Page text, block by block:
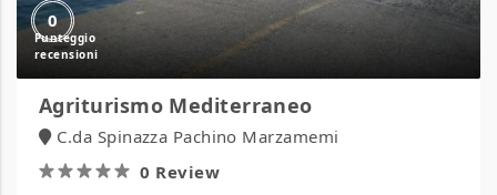
0
Agriturismo Mediterraneo
C.da Spinazza Pachino Marzamemi
0 Review